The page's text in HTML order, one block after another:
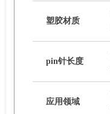
塑胶材质
pin针长度
应用领域